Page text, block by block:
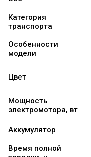
Категория
транспорта
Особенности
модели
Цвет
Мощность
электромотора, вт
Аккумулятор
Время полной